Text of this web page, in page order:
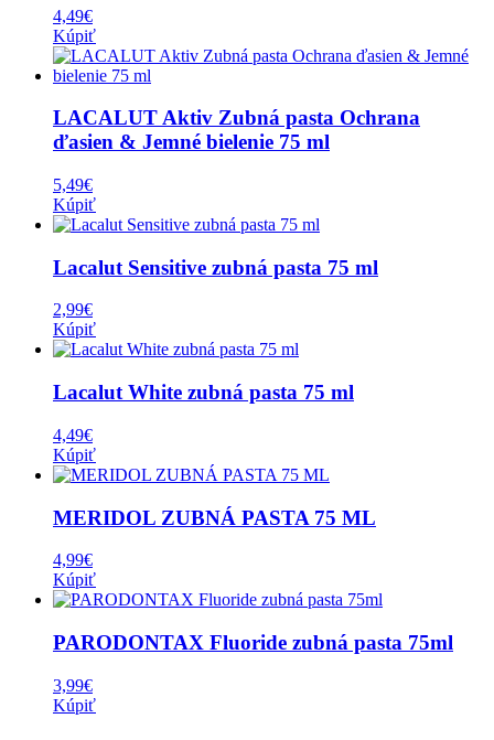
4,49€
Kúpiť
LACALUT Aktiv Zubná pasta Ochrana
ďasien & Jemné bielenie 75 ml
5,49€
Kúpiť
Lacalut Sensitive zubná pasta 75 ml
2,99€
Kúpiť
Lacalut White zubná pasta 75 ml
4,49€
Kúpiť
MERIDOL ZUBNÁ PASTA 75 ML
4,99€
Kúpiť
PARODONTAX Fluoride zubná pasta 75ml
3,99€
Kúpiť